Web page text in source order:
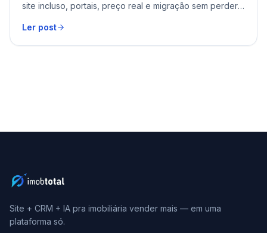
site incluso, portais, preço real e migração sem perder
Ler post
Site + CRM + IA pra imobiliária vender mais — em uma
plataforma só.